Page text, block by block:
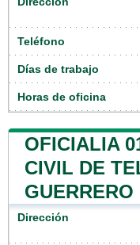
Teléfono
Días de trabajo
Horas de oficina
OFICIALIA
CIVIL DE
GUERRERO
Dirección